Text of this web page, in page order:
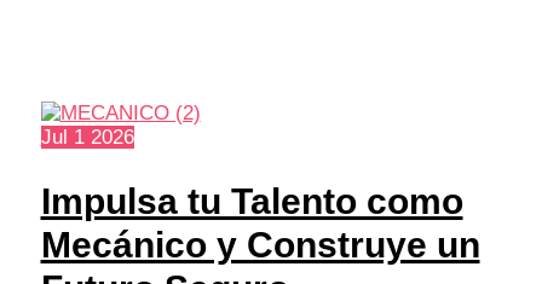
Jul 1 2026
Impulsa tu Talento como
Mecánico y Construye un